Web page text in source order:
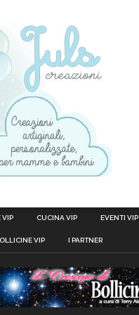
VIP CUCINA VIP EVENTI VIP
VIP I PARTNER